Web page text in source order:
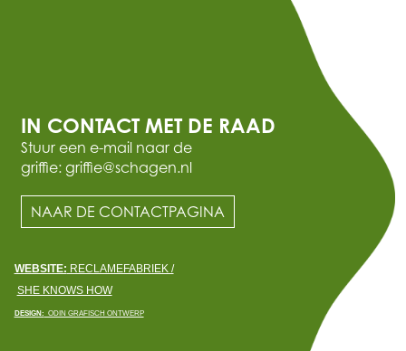
IN CONTACT MET DE RAAD
Stuur een e-mail naar de
griffie: griffie@schagen.nl
NAAR DE CONTACTPAGINA
WEBSITE: RECLAMEFABRIEK /
SHE KNOWS HOW
DESIGN: ODIN GRAFISCH ONTWERP